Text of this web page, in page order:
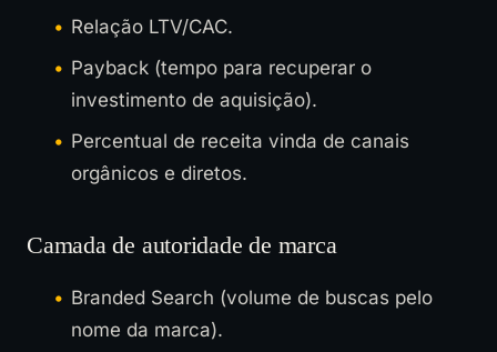
Relação LTV/CAC.
Payback (tempo para recuperar o
investimento de aquisição).
Percentual de receita vinda de canais
orgânicos e diretos.
Camada de autoridade de marca
Branded Search (volume de buscas pelo
nome da marca).